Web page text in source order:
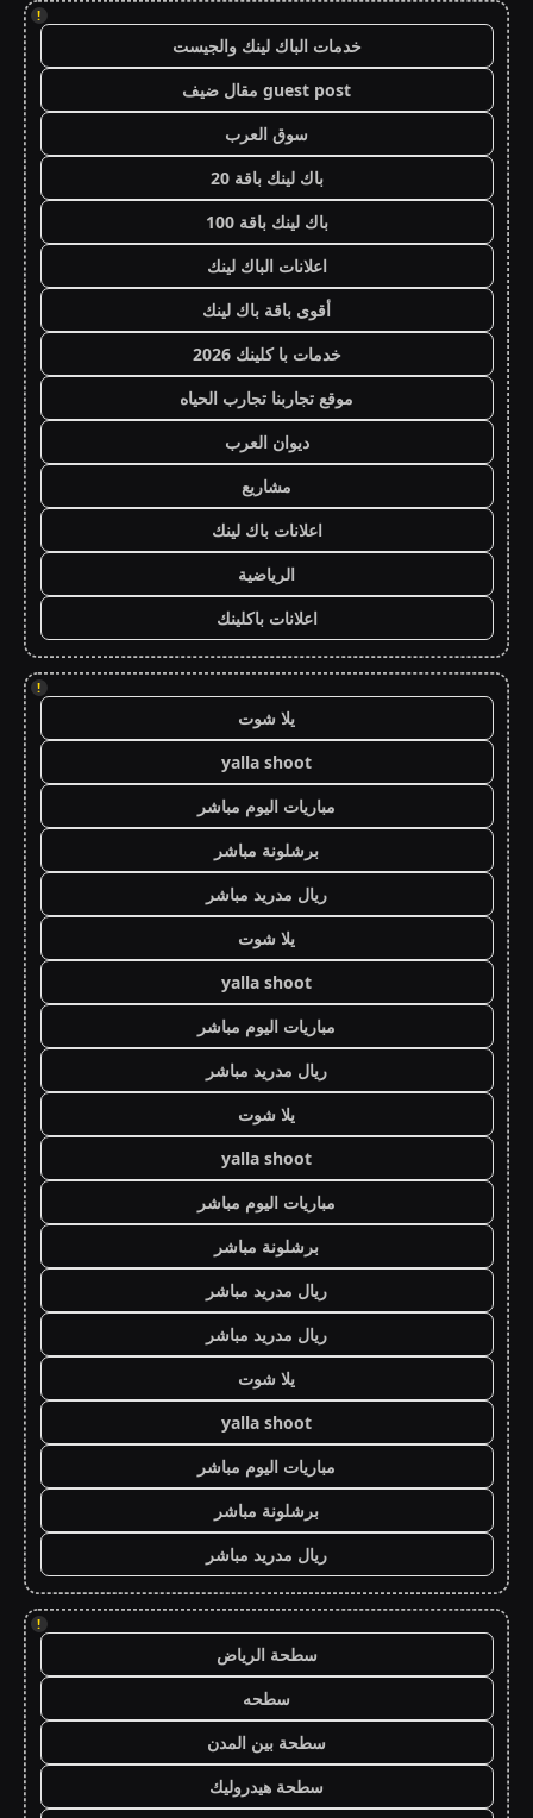
!
خدمات الباك لينك والجيست
guest post مقال ضيف
سوق العرب
باك لينك باقة 20
باك لينك باقة 100
اعلانات الباك لينك
أقوى باقة باك لينك
خدمات با كلينك 2026
موقع تجاربنا تجارب الحياه
ديوان العرب
مشاريع
اعلانات باك لينك
الرياضية
اعلانات باكلينك
!
يلا شوت
yalla shoot
مباريات اليوم مباشر
برشلونة مباشر
ريال مدريد مباشر
يلا شوت
yalla shoot
مباريات اليوم مباشر
ريال مدريد مباشر
يلا شوت
yalla shoot
مباريات اليوم مباشر
برشلونة مباشر
ريال مدريد مباشر
ريال مدريد مباشر
يلا شوت
yalla shoot
مباريات اليوم مباشر
برشلونة مباشر
ريال مدريد مباشر
!
سطحة الرياض
سطحه
سطحة بين المدن
سطحة هيدروليك